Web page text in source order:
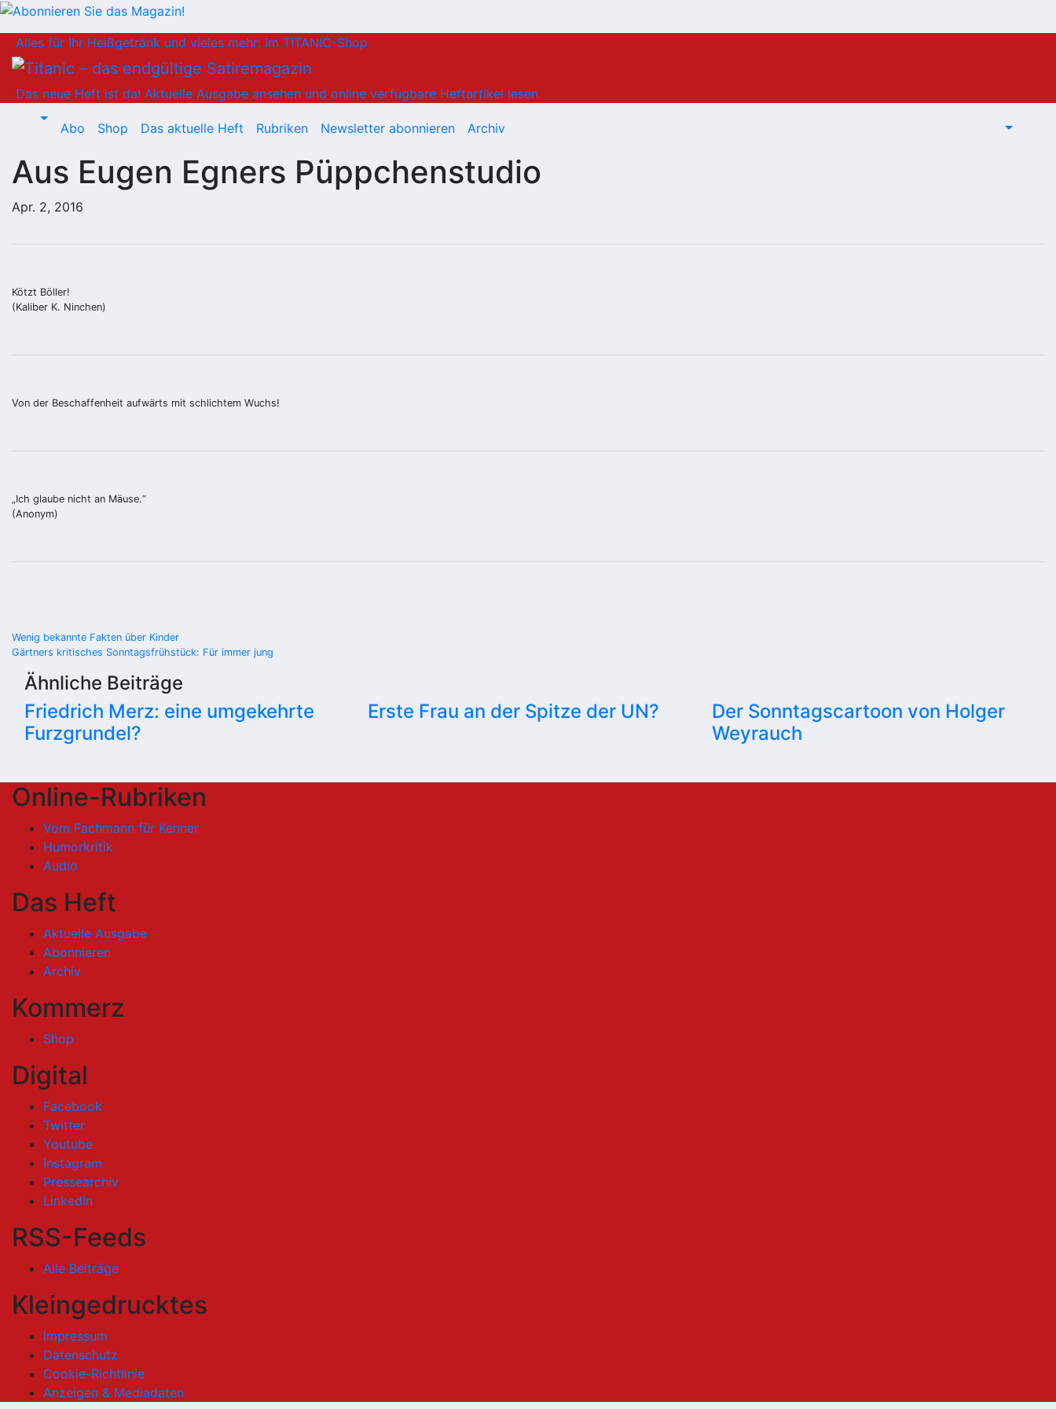
Inhalt
springen
Alles für Ihr Heißgetränk und vieles mehr: im TITANIC-Shop
Das neue Heft ist da! Aktuelle Ausgabe ansehen und online verfügbare Heftartikel lesen.
Abo Shop Das aktuelle Heft Rubriken Newsletter abonnieren Archiv
Aus Eugen Egners Püppchenstudio
Apr. 2, 2016
Kötzt Böller!
(Kaliber K. Ninchen)
Von der Beschaffenheit aufwärts mit schlichtem Wuchs!
„Ich glaube nicht an Mäuse.“
(Anonym)
Beitragsnavigation
Wenig bekannte Fakten über Kinder
Gärtners kritisches Sonntagsfrühstück: Für immer jung
Ähnliche Beiträge
Friedrich Merz: eine umgekehrte
Furzgrundel?
Erste Frau an der Spitze der UN?
Der Sonntagscartoon von Holger
Weyrauch
Online-Rubriken
Vom Fachmann für Kenner
Humorkritik
Audio
Das Heft
Aktuelle Ausgabe
Abonnieren
Archiv
Kommerz
Shop
Digital
Facebook
Twitter
Youtube
Instagram
Pressearchiv
LinkedIn
RSS-Feeds
Alle Beiträge
Kleingedrucktes
Impressum
Datenschutz
Cookie-Richtlinie
Anzeigen & Mediadaten